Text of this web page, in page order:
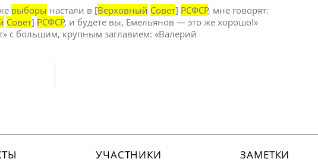
выборы настали в [Верховный Совет] РСФСР, мне говорят:
Совет] РСФСР, и будете вы, Емельянов — это же хорошо!»
с большим, крупным заглавием: «Валерий
УЧАСТНИКИ ЗАМЕТКИ